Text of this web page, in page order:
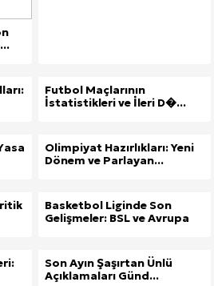
Futbol Maçlarının
İstatistikleri ve İleri D�...
Olimpiyat Hazırlıkları: Yeni
Dönem ve Parlayan...
Basketbol Liginde Son
Gelişmeler: BSL ve Avrupa
Son Ayın Şaşırtan Ünlü
Açıklamaları Günd...